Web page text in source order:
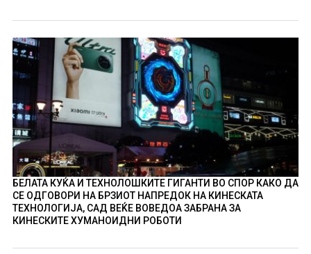
БЕЛАТА КУЌА И ТЕХНОЛОШКИТЕ ГИГАНТИ ВО СПОР КАКО ДА
СЕ ОДГОВОРИ НА БРЗИОТ НАПРЕДОК НА КИНЕСКАТА
ТЕХНОЛОГИЈА, САД ВЕЌЕ ВОВЕДОА ЗАБРАНА ЗА
КИНЕСКИТЕ ХУМАНОИДНИ РОБОТИ